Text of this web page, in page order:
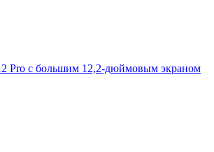
Pro с большим 12,2-дюймовым экраном